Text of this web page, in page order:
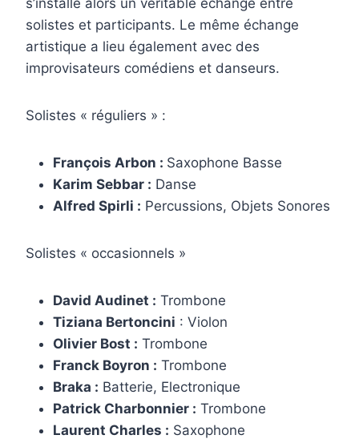
s’installe alors un véritable échange entre
solistes et participants. Le même échange
artistique a lieu également avec des
improvisateurs comédiens et danseurs.
Solistes « réguliers » :
François Arbon : Saxophone Basse
Karim Sebbar : Danse
Alfred Spirli : Percussions, Objets Sonores
Solistes « occasionnels »
David Audinet : Trombone
Tiziana Bertoncini : Violon
Olivier Bost : Trombone
Franck Boyron : Trombone
Braka : Batterie, Electronique
Patrick Charbonnier : Trombone
Laurent Charles : Saxophone